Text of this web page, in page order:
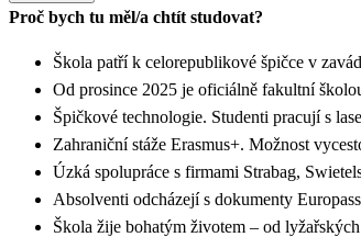
Proč bych tu měl/a chtít studovat?
Škola patří k celorepublikové špičce v
Od prosince 2025 je oficiálně fakultní
Špičkové technologie. Studenti pracují s
Zahraniční stáže Erasmus+. Možnost
Úzká spolupráce s firmami Strabag,
Absolventi odcházejí s dokumenty
Škola žije bohatým životem – od